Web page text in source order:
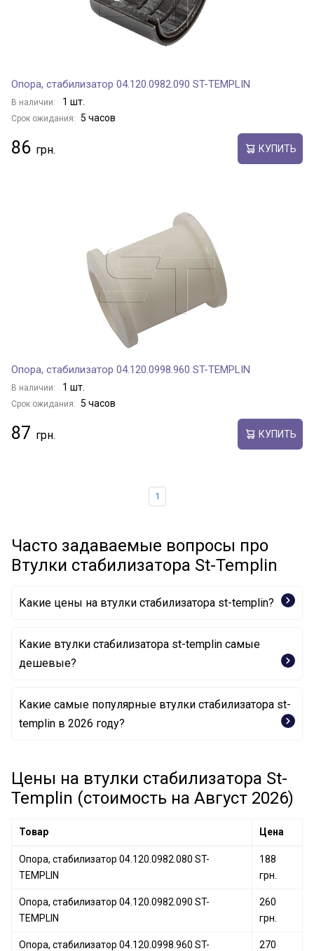
Опора, стабилизатор 04.120.0982.090 ST-TEMPLIN
В наличии: 1 шт.
Срок ожидания: 5 часов
86 КУПИТЬ
Опора, стабилизатор 04.120.0998.960 ST-TEMPLIN
В наличии: 1 шт.
Срок ожидания: 5 часов
87 КУПИТЬ
1
Часто задаваемые вопросы про
Втулки стабилизатора St-Templin
Какие цены на втулки стабилизатора st-templin?
Какие втулки стабилизатора st-templin самые
дешевые?
Опора, стабилизатор 04.120.0982.080 ST-TEMPLIN
Опора, стабилизатор 04.120.0998.960 ST-TEMPLIN
Какие самые популярные втулки стабилизатора st-
templin в 2026 году?
Цены на втулки стабилизатора St-
Templin (стоимость на Август 2026)
Товар Цена
Опора, стабилизатор 04.120.0982.080 ST-
TEMPLIN
188
грн.
Опора, стабилизатор 04.120.0982.090 ST-
TEMPLIN
260
грн.
Опора, стабилизатор 04.120.0998.960 ST-
270